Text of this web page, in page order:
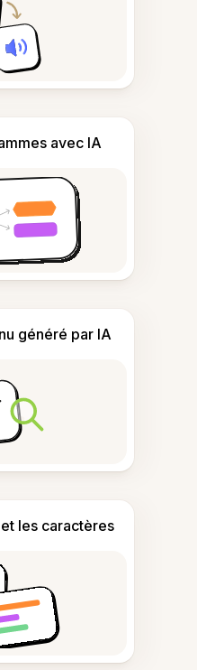
avec IA
généré par IA
les caractères